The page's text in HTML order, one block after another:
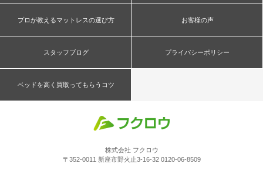
プロが教えるマットレスの選び方 お客様の声
スタッフブログ プライバシーポリシー
ベッドを高く買取ってもらうコツ
株式会社 フクロウ
〒352-0011 新座市野火止3-16-32 0120-06-8509